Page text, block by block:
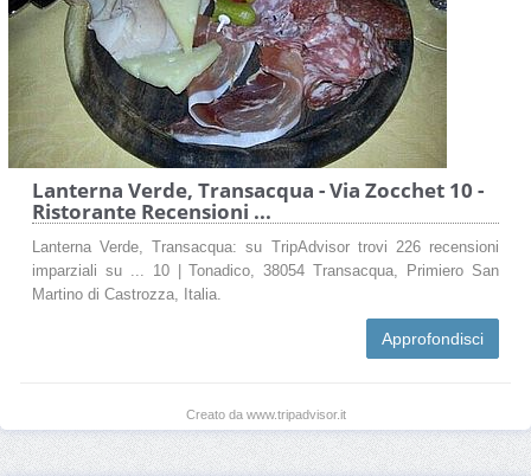
Lanterna Verde, Transacqua - Via Zocchet 10 -
Ristorante Recensioni ...
Lanterna Verde, Transacqua: su TripAdvisor trovi 226 recensioni
imparziali su ... 10 | Tonadico, 38054 Transacqua, Primiero San
Martino di Castrozza, Italia.
Approfondisci
Creato da www.tripadvisor.it